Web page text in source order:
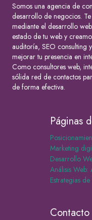
Somos una agencia de
desarrollo de negocios.
mediante el desarrollo
estado de tu web y
auditoría, SEO consulting
mejorar tu presencia en
Como consultores web,
sólida red de contactos
de forma efectiva.
Páginas
Marketing
Desarrollo
Análisis Web:
Estrategias
Contacto